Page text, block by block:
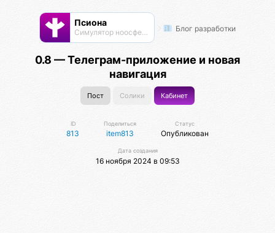
Псиона
Cимулятор ноосферы Блог разработки
0.8 — Телеграм-приложение и новая
навигация
Пост Солики Кабинет
ID
813
Поделиться
item813
Статус
Опубликован
Дата создания
16 ноября 2024 в 09:53